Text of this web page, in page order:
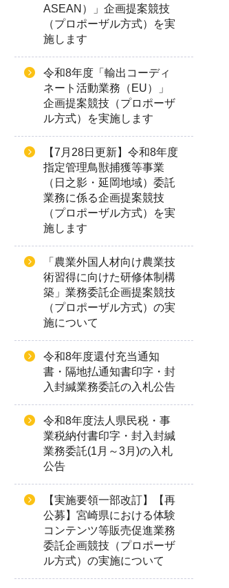
ASEAN）」企画提案競技
（プロポーザル方式）を実
施します
令和8年度「輸出コーディ
ネート活動業務（EU）」
企画提案競技（プロポーザ
ル方式）を実施します
【7月28日更新】令和8年度
指定管理鳥獣捕獲等事業
（日之影・延岡地域）委託
業務に係る企画提案競技
（プロポーザル方式）を実
施します
「農業外国人材向け農業技
術習得に向けた研修体制構
築」業務委託企画提案競技
（プロポーザル方式）の実
施について
令和8年度還付充当通知
書・隔地払通知書印字・封
入封緘業務委託の入札公告
令和8年度法人県民税・事
業税納付書印字・封入封緘
業務委託(1月～3月)の入札
公告
【実施要領一部改訂】【再
公募】宮崎県における体験
コンテンツ等販売促進業務
委託企画競技（プロポーザ
ル方式）の実施について